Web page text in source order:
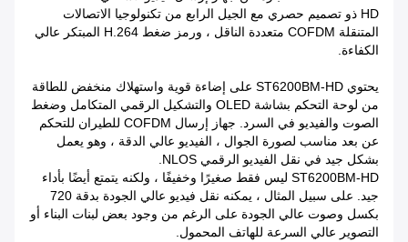
HD ذو تصميم حصري مع الجيل الرابع من تكنولوجيا الاتصالات
المتنقلة COFDM متعددة الناقل ، ورمز ضغط H.264 المبتكر عالي
الكفاءة.
يحتوي ST6200BM-HD على إضاءة قوية واستهلاك منخفض للطاقة
من لوحة التحكم بشاشة OLED والتشكيل الرقمي المتكامل وضغط
الصوت والفيديو في السرد.
جهاز إرسال COFDM للطيران للتحكم
عن بعد مناسب لصورة الجوال ، الفيديو عالي الدقة ، وهو يعمل
بشكل جيد في نقل الفيديو الرقمي NLOS.
ST6200BM-HD ليس فقط صغيرًا وخفيفًا ، ولكنه يتمتع أيضًا بأداء
جيد. على سبيل المثال ، يمكنه نقل فيديو عالي الجودة بدقة 720
بكسل وصوت عالي الجودة على الرغم من وجود بعض لبنات البناء أو
التصوير عالي السرعة للهاتف المحمول.